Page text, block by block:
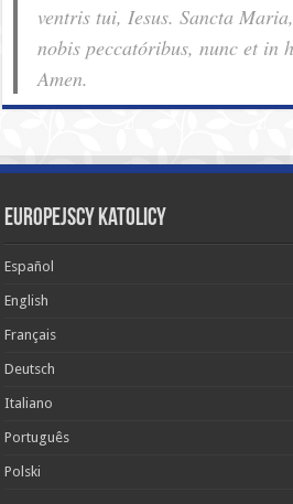
ventris tui, Iesus. Sancta
nobis pec­ca­tóribus, nunc et in
Amen.
Europejscy katolicy
Español
English
Français
Deutsch
Italiano
Português
Polski